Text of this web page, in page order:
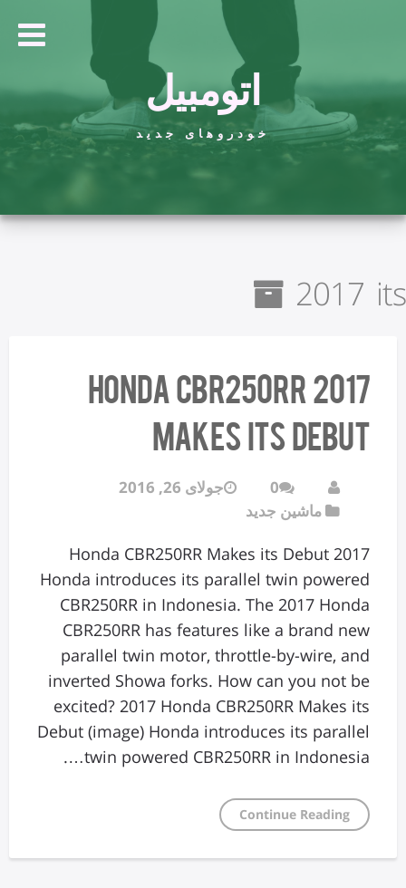
اتومبیل
خودروهای جدید
2017 its
2017 Honda CBR250RR
Makes its Debut
0
جولای 26, 2016
ماشین جدید
2017 Honda CBR250RR Makes its Debut
Honda introduces its parallel twin powered
CBR250RR in Indonesia. The 2017 Honda
CBR250RR has features like a brand new
parallel twin motor, throttle-by-wire, and
inverted Showa forks. How can you not be
excited? 2017 Honda CBR250RR Makes its
Debut (image) Honda introduces its parallel
twin powered CBR250RR in Indonesia….
Continue Reading